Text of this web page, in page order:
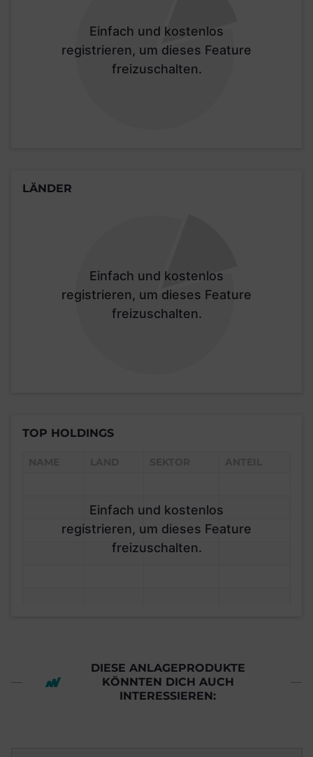
Einfach und kostenlos
registrieren, um dieses Feature
freizuschalten.
LÄNDER
Einfach und kostenlos
registrieren, um dieses Feature
freizuschalten.
TOP HOLDINGS
Einfach und kostenlos
registrieren, um dieses Feature
freizuschalten.
DIESE ANLAGEPRODUKTE
KÖNNTEN DICH AUCH
INTERESSIEREN: